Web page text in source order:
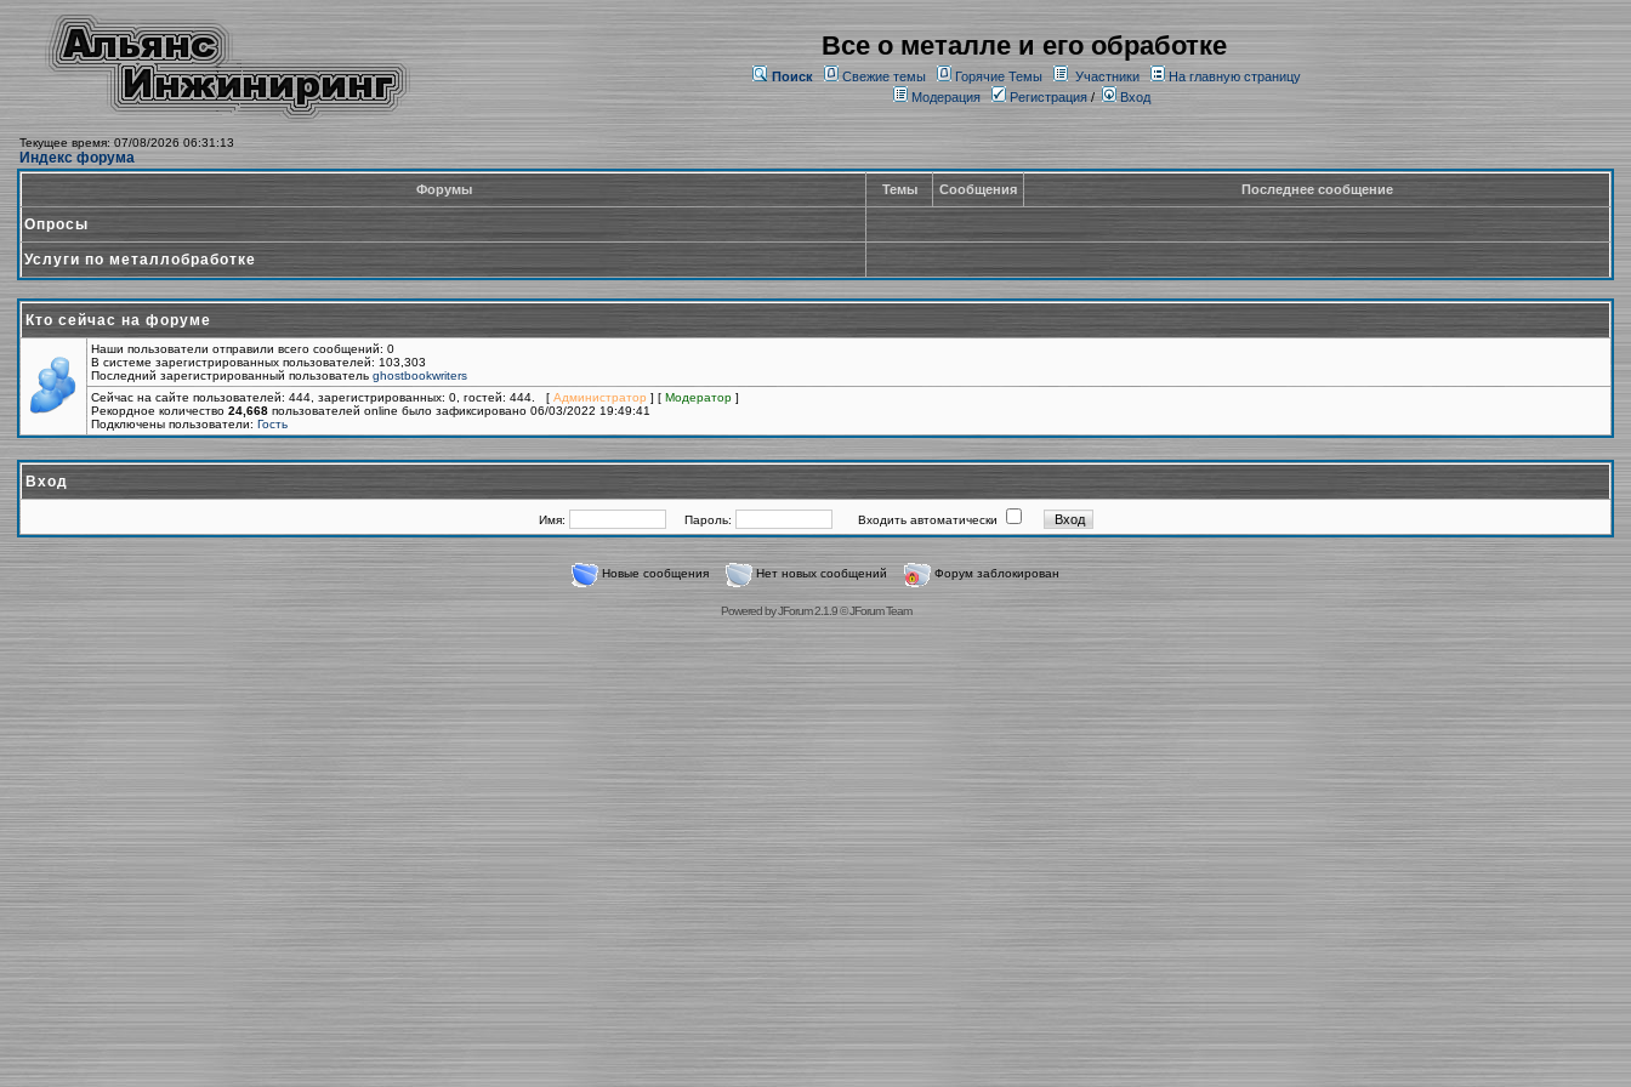
Все о металле и его обработке
Поиск Свежие темы Горячие Темы Участники
На главную страницу
Модерация
Регистрация/ Вход
Текущее время: 07/08/2026 06:31:13
Индекс форума
Форумы Темы Сообщения Последнее сообщение
Опросы
Услуги по металлобработке
Кто сейчас на форуме
Наши пользователи отправили всего сообщений: 0
В системе зарегистрированных пользователей: 103,303
Последний зарегистрированный пользователь ghostbookwriters
Сейчас на сайте пользователей: 444, зарегистрированных: 0, гостей: 444. [ Администратор ] [ Модератор ]
Рекордное количество 24,668 пользователей online было зафиксировано 06/03/2022 19:49:41
Подключены пользователи: Гость
Вход
Имя: Пароль: Входить автоматически
Новые сообщения Нет новых сообщений Форум заблокирован
Powered byJForum 2.1.9©JForum Team